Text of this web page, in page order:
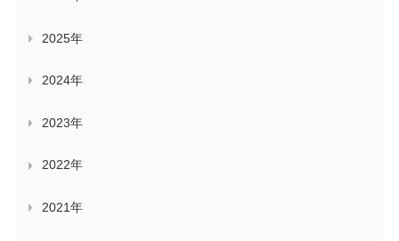
2025年
2024年
2023年
2022年
2021年